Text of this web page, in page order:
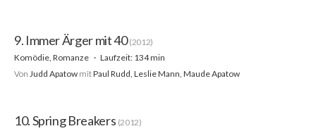
9. Immer Ärger mit 40(2012)
Komödie, Romanze
Laufzeit: 134 min
Von Judd Apatow mitPaul Rudd, Leslie Mann, Maude Apatow
10. Spring Breakers (2012)